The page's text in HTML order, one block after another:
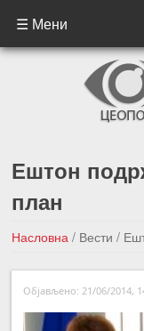
☰ Мени
Ештон
план
Насловна / Вести/
Објављено: 21/06/2014,